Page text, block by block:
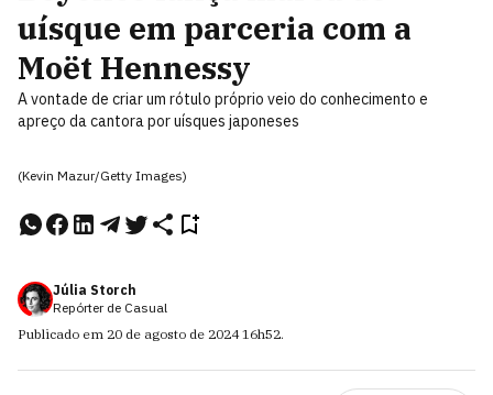
uísque em parceria com a
Moët Hennessy
A vontade de criar um rótulo próprio veio do conhecimento e
apreço da cantora por uísques japoneses
(Kevin Mazur/Getty Images)
Júlia Storch
Repórter de Casual
Publicado em 20 de agosto de 2024 16h52.